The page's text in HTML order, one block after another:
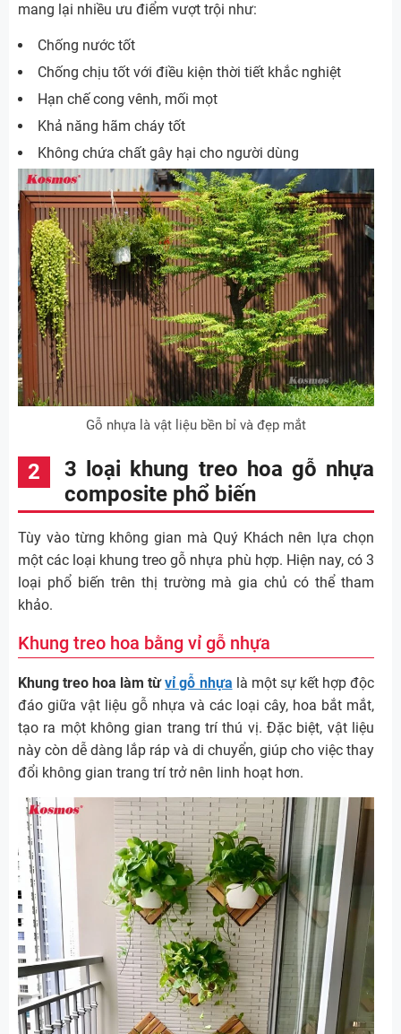
mang lại nhiều ưu điểm vượt trội như:
Chống nước tốt
Chống chịu tốt với điều kiện thời tiết khắc nghiệt
Hạn chế cong vênh, mối mọt
Khả năng hãm cháy tốt
Không chứa chất gây hại cho người dùng
Gỗ nhựa là vật liệu bền bỉ và đẹp mắt
3 loại khung treo hoa gỗ nhựa
composite phổ biến
Tùy vào từng không gian mà Quý Khách nên lựa chọn
một các loại khung treo gỗ nhựa phù hợp. Hiện nay, có 3
loại phổ biến trên thị trường mà gia chủ có thể tham
khảo.
Khung treo hoa bằng vỉ gỗ nhựa
Khung treo hoa làm từvỉ gỗ nhựa là một sự kết hợp độc
đáo giữa vật liệu gỗ nhựa và các loại cây, hoa bắt mắt,
tạo ra một không gian trang trí thú vị. Đặc biệt, vật liệu
này còn dễ dàng lắp ráp và di chuyển, giúp cho việc thay
đổi không gian trang trí trở nên linh hoạt hơn.